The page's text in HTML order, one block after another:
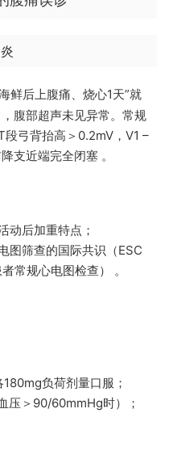
鲜后上腹痛、烧心1天”就
腹部超声未见异常。常规
弓背抬高＞0.2mV，V1 –
支近端完全闭塞 。
动后加重特点；
图筛查的国际共识（ESC
常规心电图检查） 。
负荷剂量口服；
压＞90/60mmHg时）；